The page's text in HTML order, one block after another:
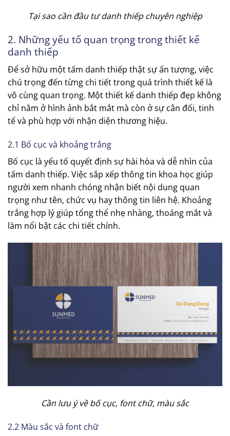
Tại sao cần đầu tư danh thiếp chuyên nghiệp
2. Những yếu tố quan trọng trong thiết kế
danh thiếp
Để sở hữu một tấm danh thiếp thật sự ấn tượng, việc
chú trọng đến từng chi tiết trong quá trình thiết kế là
vô cùng quan trọng. Một thiết kế danh thiếp đẹp không
chỉ nằm ở hình ảnh bắt mắt mà còn ở sự cân đối, tinh
tế và phù hợp với nhận diện thương hiệu.
2.1 Bố cục và khoảng trắng
Bố cục là yếu tố quyết định sự hài hòa và dễ nhìn của
tấm danh thiếp. Việc sắp xếp thông tin khoa học giúp
người xem nhanh chóng nhận biết nội dung quan
trọng như tên, chức vụ hay thông tin liên hệ. Khoảng
trắng hợp lý giúp tổng thể nhẹ nhàng, thoáng mắt và
làm nổi bật các chi tiết chính.
Cần lưu ý về bố cục, font chữ, màu sắc
2.2 Màu sắc và font chữ